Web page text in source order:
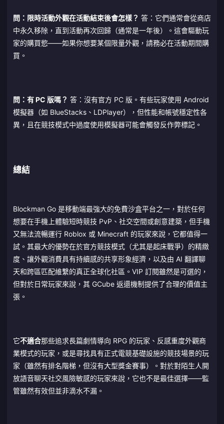
問：限時活動外觀在活動結束後會怎樣？ 答：它們通常會從商店
中永久移除，直到活動再次回歸（通常是一年後）。這會驅動玩
家的購買慾——如果你想要某個限量外觀，請務必在活動期間購
買。
問：有 PC 版嗎？ 答：沒有官方 PC 版。有些玩家使用 Android
模擬器（如 BlueStacks、LDPlayer），但性能和帳號穩定性各
異，且在競技模式中過度使用模擬器可能會觸發反作弊標記。
總結
Blockman Go 是移動端最強大的免費沙盒平台之一，對於任何
想要在手機上體驗短時競技 PvP、社交空間或創意建築，但手機
又無法流暢運行 Roblox 或 Minecraft 的玩家來說，它都值得一
試。其最大的優勢在於官方競技模式（尤其是起床戰爭）的精緻
度、讓外觀消費具有持續感的共享形象經濟，以及由 AI 翻譯聊
天和跨區匹配維繫的真正全球化社區。VIP 訂閱雖然是可選的，
但對於日常玩家來說，其 GCube 返還機制提供了合理的價值主
張。
它不適合那些追求長篇劇情導向 RPG 的玩家、反感重度外觀商
業模式的玩家，或是尋找具有正式電競基礎設施的競技場景的玩
家（雖然有排名階梯，但沒有大型獎金賽事）。對於對陌生人開
放語音聊天社交風險敏感的玩家來說，它也不是最佳選擇——監
管雖然有效但並非滴水不漏。